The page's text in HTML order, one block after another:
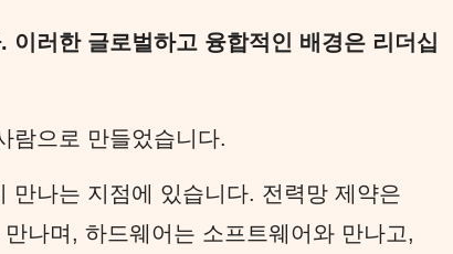
러한 글로벌하고 융합적인 배경은 리더십
람으로 만들었습니다.
만나는 지점에 있습니다. 전력망 제약은
나며, 하드웨어는 소프트웨어와 만나고,